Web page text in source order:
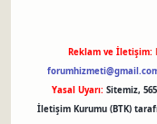
Reklam ve İletişim:
Yasal Uyarı: Sitemiz,
İletişim Kurumu (BTK)